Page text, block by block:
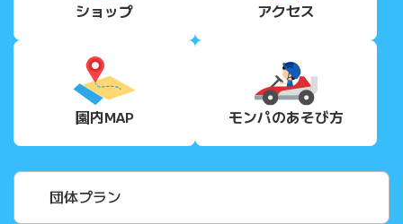
ショップ アクセス
園内MAP モンパのあそび方
団体プラン